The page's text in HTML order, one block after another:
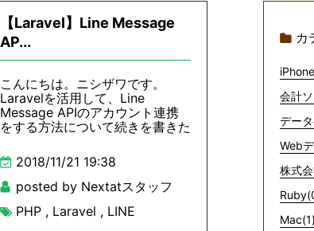
【Laravel】Line Message
AP...
こんにちは。ニシザワです。
Laravelを活用して、Line
Message APIのアカウント連携
をする方法について続きを書きた
2018/11/21 19:38
posted by Nextatスタッフ
PHP , Laravel , LINE
カ
会計
デー
Web
株式